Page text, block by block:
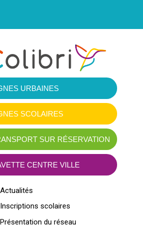
URBAINES
SCOLAIRES
SUR RÉSERVATION
CENTRE VILLE
Actualités
Inscriptions scolaires
Présentation du réseau